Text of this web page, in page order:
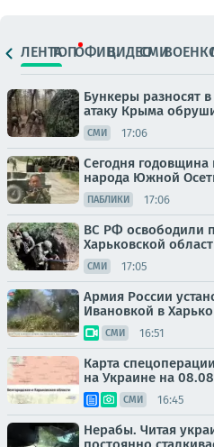
ЛЕНТАТОПОФИЦ.ВИДЕОСМИ
Бункеры разносят
атаку Крыма
СМИ 17:06
Сегодня годовщина
народа Южной
ПАБЛИКИ 17:06
ВС РФ освободили
Харьковской
СМИ 17:05
Армия России
Ивановкой в
СМИ 16:51
Карта
на Украине на
СМИ 16:45
Нерабы. Читая